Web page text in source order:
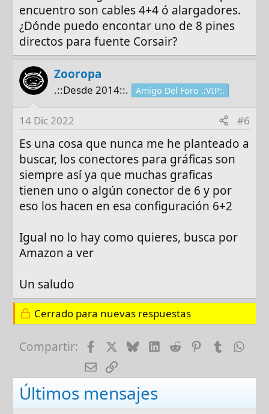
encuentro son cables 4+4 ó alargadores.
¿Dónde puedo encontar uno de 8 pines
directos para fuente Corsair?
Zooropa
.::Desde 2014::. Amigo Del Foro .:VIP:.
14 Dic 2022 #6
Es una cosa que nunca me he planteado a
buscar, los conectores para gráficas son
siempre así ya que muchas graficas
tienen uno o algún conector de 6 y por
eso los hacen en esa configuración 6+2
Igual no lo hay como quieres, busca por
Amazon a ver
Un saludo
Cerrado para nuevas respuestas
Compartir: FacebookBlueskyLinkedIn
RedditPinterest
Tumblr
E-mailEnlace
Últimos mensajes